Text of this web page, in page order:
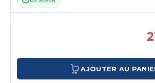
AJOUTER AU